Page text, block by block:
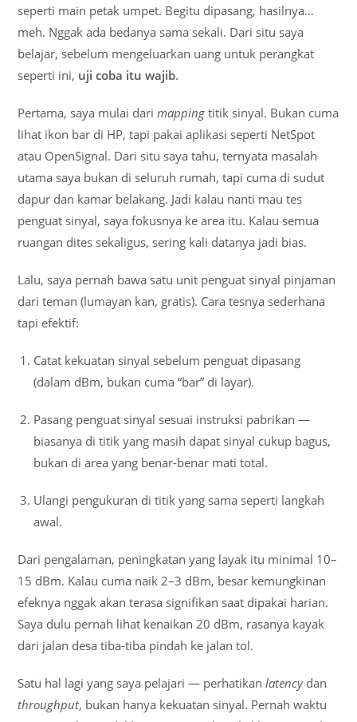
seperti main petak umpet. Begitu dipasang, hasilnya…
meh. Nggak ada bedanya sama sekali. Dari situ saya
belajar, sebelum mengeluarkan uang untuk perangkat
seperti ini, uji coba itu wajib.
Pertama, saya mulai darimapping titik sinyal. Bukan cuma
lihat ikon bar di HP, tapi pakai aplikasi seperti NetSpot
atau OpenSignal. Dari situ saya tahu, ternyata masalah
utama saya bukan di seluruh rumah, tapi cuma di sudut
dapur dan kamar belakang. Jadi kalau nanti mau tes
penguat sinyal, saya fokusnya ke area itu. Kalau semua
ruangan dites sekaligus, sering kali datanya jadi bias.
Lalu, saya pernah bawa satu unit penguat sinyal pinjaman
dari teman (lumayan kan, gratis). Cara tesnya sederhana
tapi efektif:
Catat kekuatan sinyal sebelum penguat dipasang
(dalam dBm, bukan cuma “bar” di layar).
Pasang penguat sinyal sesuai instruksi pabrikan —
biasanya di titik yang masih dapat sinyal cukup bagus,
bukan di area yang benar-benar mati total.
Ulangi pengukuran di titik yang sama seperti langkah
awal.
Dari pengalaman, peningkatan yang layak itu minimal 10–
15 dBm. Kalau cuma naik 2–3 dBm, besar kemungkinan
efeknya nggak akan terasa signifikan saat dipakai harian.
Saya dulu pernah lihat kenaikan 20 dBm, rasanya kayak
dari jalan desa tiba-tiba pindah ke jalan tol.
Satu hal lagi yang saya pelajari — perhatikanlatencydan
throughput, bukan hanya kekuatan sinyal. Pernah waktu